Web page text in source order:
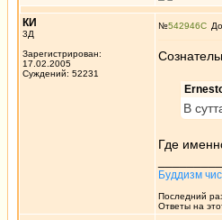
КИ
3Д
Зарегистрирован:
17.02.2005
Суждений: 52231
№542946
В
Где
Буддизм
Последний
Ответы на